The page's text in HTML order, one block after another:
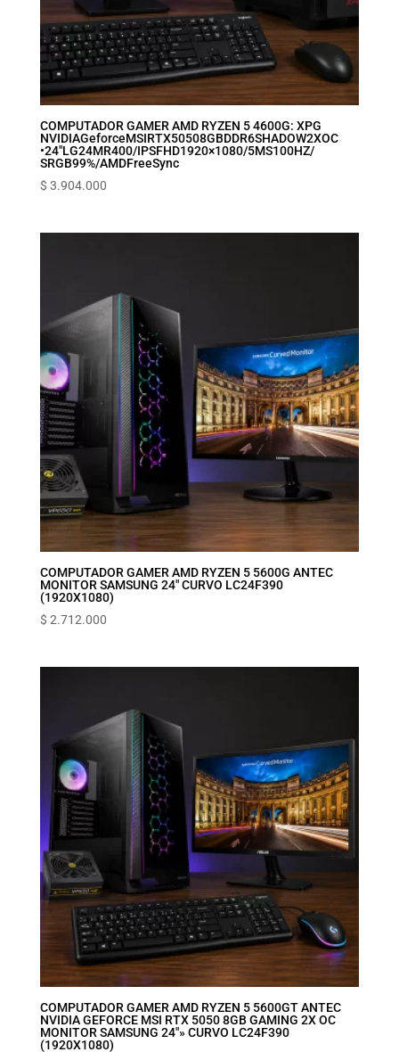
COMPUTADOR GAMER AMD RYZEN 5 4600G: XPG
NVIDIA‎Geforce‎MSI‎RTX5050‎8GB‎DDR6‎SHADOW‎2X‎OC
•24″‎LG‎24MR400‎/‎IPS‎FHD‎1920×1080‎/‎5MS‎100HZ‎/‎
SRGB‎99%‎/‎AMD‎FreeSync
$ 3.904.000
COMPUTADOR GAMER AMD RYZEN 5 5600G ANTEC
MONITOR SAMSUNG 24″ CURVO LC24F390
(1920X1080)
$ 2.712.000
COMPUTADOR GAMER AMD RYZEN 5 5600GT ANTEC
NVIDIA GEFORCE MSI RTX 5050 8GB GAMING 2X OC
MONITOR SAMSUNG 24″» CURVO LC24F390
(1920X1080)